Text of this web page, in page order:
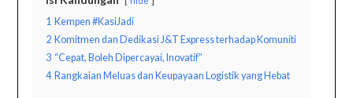
1 Kempen #KasiJadi
2 Komitmen dan Dedikasi J&T Express terhadap Komuniti
3 “Cepat, Boleh Dipercayai, Inovatif”
4 Rangkaian Meluas dan Keupayaan Logistik yang Hebat